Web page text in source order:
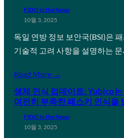
FIDO in the News
10월 3, 2025
독일 연방 정보 보안국(BSI)은
기술적 고려 사항을 설명하는 문
Read More →
생체 인식 업데이트: Yubico
여전히 부족한 패스키 인식을
FIDO in the News
10월 3, 2025